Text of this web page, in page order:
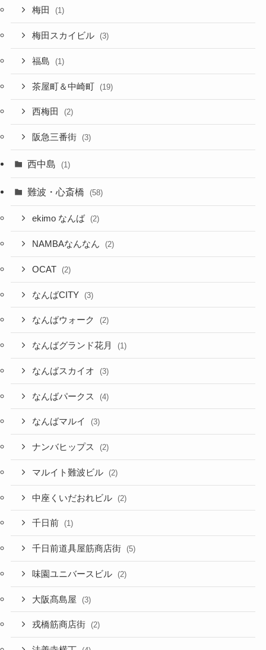
梅田 (1)
梅田スカイビル (3)
福島 (1)
茶屋町＆中崎町 (19)
西梅田 (2)
阪急三番街 (3)
西中島 (1)
難波・心斎橋 (58)
ekimo なんば (2)
NAMBAなんなん (2)
OCAT (2)
なんばCITY (3)
なんばウォーク (2)
なんばグランド花月 (1)
なんばスカイオ (3)
なんばパークス (4)
なんばマルイ (3)
ナンバヒップス (2)
マルイト難波ビル (2)
中座くいだおれビル (2)
千日前 (1)
千日前道具屋筋商店街 (5)
味園ユニバースビル (2)
大阪髙島屋 (3)
戎橋筋商店街 (2)